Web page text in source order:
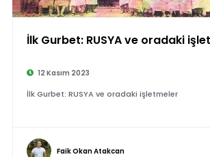
İlk Gurbet: RUSYA ve oradaki
12 Kasım 2023
İlk Gurbet: RUSYA ve oradaki işletmeler
Faik Okan Atakcan